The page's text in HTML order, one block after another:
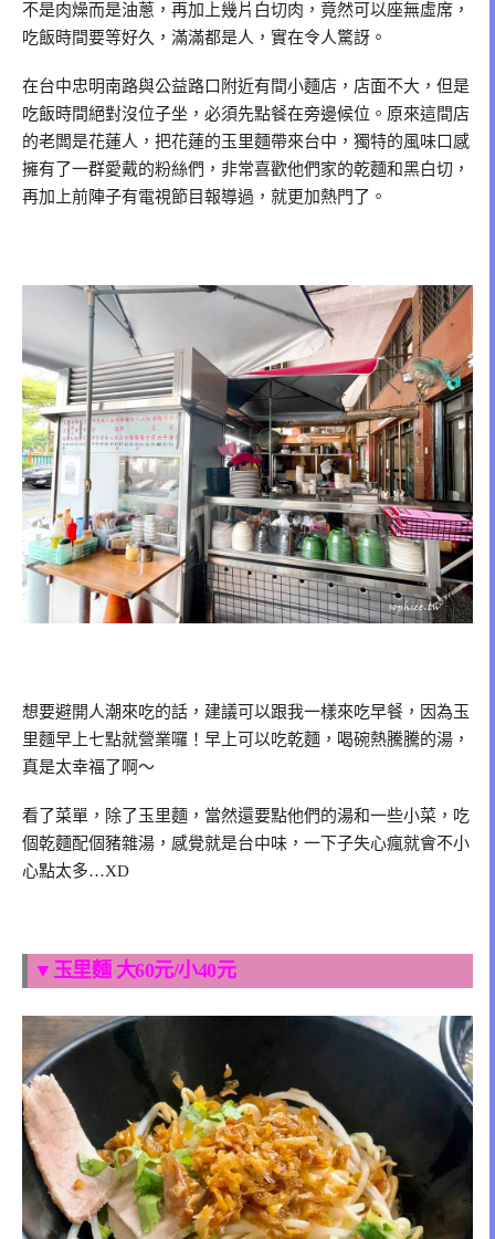
不是肉燥而是油蔥，再加上幾片白切肉，竟然可以座無虛席，
吃飯時間要等好久，滿滿都是人，實在令人驚訝。
在台中忠明南路與公益路口附近有間小麵店，店面不大，但是
吃飯時間絕對沒位子坐，必須先點餐在旁邊候位。原來這間店
的老闆是花蓮人，把花蓮的玉里麵帶來台中，獨特的風味口感
擁有了一群愛戴的粉絲們，非常喜歡他們家的乾麵和黑白切，
再加上前陣子有電視節目報導過，就更加熱門了。
想要避開人潮來吃的話，建議可以跟我一樣來吃早餐，因為玉
里麵早上七點就營業囉！早上可以吃乾麵，喝碗熱騰騰的湯，
真是太幸福了啊～
看了菜單，除了玉里麵，當然還要點他們的湯和一些小菜，吃
個乾麵配個豬雜湯，感覺就是台中味，一下子失心瘋就會不小
心點太多…XD
▼玉里麵 大60元/小40元